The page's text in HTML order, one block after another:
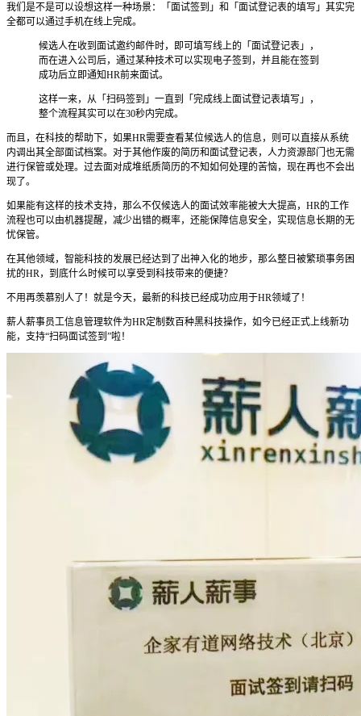
我们是不是可以设想这样一种场景：「面试签到」和「面试登记表的填写」其实完
全都可以通过手机在线上完成。
候选人在收到面试邀约邮件时，即可填写线上的「面试登记表」，
而在进入公司后，通过某种技术可以实现电子签到，并且能在签到
成功后立即通知HR前来面试。
这样一来，从「扫码签到」一直到「完成线上面试登记表填写」，
整个流程其实可以在30秒内完成。
而且，在科技的帮助下，如果HR需要查看某位候选人的信息，则可以直接从系统
内调出其全部面试档案。对于其他作废的简历和面试登记表，人力资源部门也无需
进行保管或处理。过去面对成堆纸质简历的不知如何处理的苦恼，现在再也不会出
现了。
如果能有这样的技术支持，那么不仅候选人的面试效率能被大大提高，HR的工作
流程也可以由机器提醒，减少出错的概率，还能保障信息安全，实现信息长期的无
忧保管。
在其他领域，智能科技的发展已经达到了出神入化的地步，那么整日被繁琐事务困
扰的HR，到底什么时候可以享受到科技带来的便捷？
不用再羡慕别人了！就是今天，最新的科技已经成功应用于HR领域了！
薪人薪事员工信息管理软件为HR定制数百种黑科技操作，如今已经正式上线新功
能，支持“扫码面试签到”啦！